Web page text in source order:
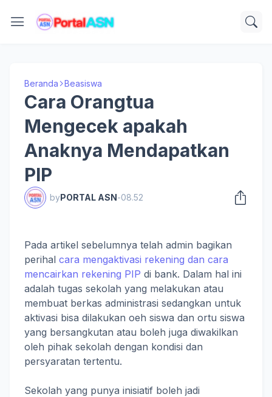
Beranda Beasiswa
Cara Orangtua
Mengecek apakah
Anaknya Mendapatkan
PIP
byPORTAL ASN-08.52
Pada artikel sebelumnya telah admin bagikan
perihal cara mengaktivasi rekening dan cara
mencairkan rekening PIP di bank. Dalam hal ini
adalah tugas sekolah yang melakukan atau
membuat berkas administrasi sedangkan untuk
aktivasi bisa dilakukan oeh siswa dan ortu siswa
yang bersangkutan atau boleh juga diwakilkan
oleh pihak sekolah dengan kondisi dan
persyaratan tertentu.
Sekolah yang punya inisiatif boleh jadi